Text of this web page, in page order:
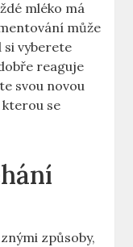
mléko má
​může
si vyberete
reaguje⁤
svou novou⁢
kterou se
způsoby,